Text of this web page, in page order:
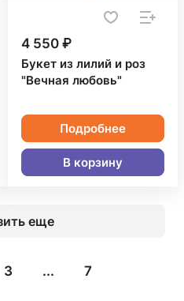
4 550 ₽
Букет из лилий и роз
"Вечная любовь"
Подробнее
В корзину
еще
3 ... 7